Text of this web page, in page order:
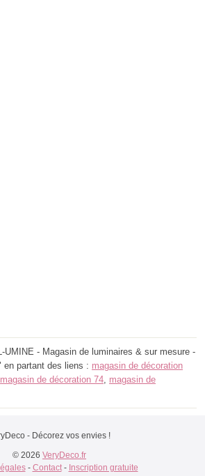
UMINE - Magasin de luminaires & sur mesure -
en partant des liens : magasin de décoration
magasin de décoration 74 magasin de
- Décorez vos envies !
© 2026 VeryDeco.fr
- Contact- Inscription gratuite